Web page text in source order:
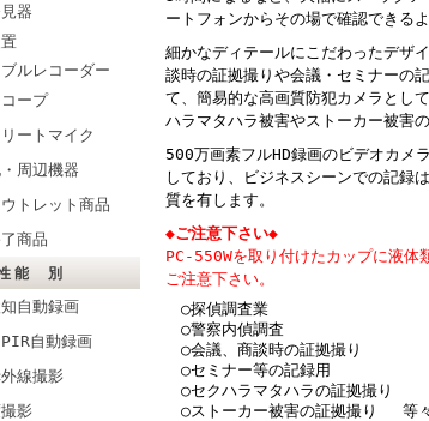
器
ルレコーダー
ープ
ートマイク
周辺機器
トレット商品
商品
能 別
自動録画
自動録画
線撮影
影
ートフォンからその場で確認できる
細かなディテールにこだわったデザ
談時の証拠撮りや会議・セミナーの
て、簡易的な高画質防犯カメラとし
ハラマタハラ被害やストーカー被害
500万画素フルHD録画のビデオカメ
しており、ビジネスシーンでの記録
質を有します。
◆ご注意下さい◆
PC-550Wを取り付けたカップに液体
ご注意下さい。
○探偵調査業
○警察内偵調査
○会議、商談時の証拠撮り
○セミナー等の記録用
○セクハラマタハラの証拠撮り
○ストーカー被害の証拠撮り 等々